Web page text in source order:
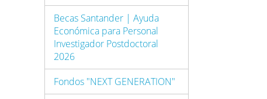
Becas Santander | Ayuda
Económica para Personal
Investigador Postdoctoral
2026
Fondos "NEXT GENERATION"